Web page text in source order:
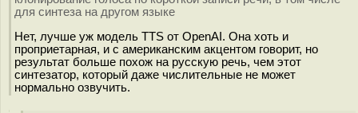
для синтеза на другом языке
Нет, лучше уж модель TTS от OpenAI. Она хоть и
проприетарная, и с американским акцентом говорит, но
результат больше похож на русскую речь, чем этот
синтезатор, который даже числительные не может
нормально озвучить.